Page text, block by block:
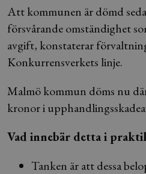
Att kommunen är dömd
försvårande omständighet
avgift, konstaterar
Konkurrensverkets linje.
Malmö kommun döms nu
kronor i
Vad innebär detta i
Tanken är att dessa